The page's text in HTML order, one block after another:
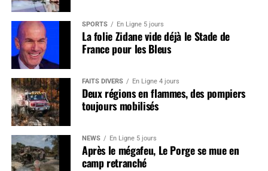
SPORTS En Ligne 5 jours
La folie Zidane vide déjà le Stade de
France pour les Bleus
FAITS DIVERS En Ligne 4 jours
Deux régions en flammes, des pompiers
toujours mobilisés
NEWS En Ligne 5 jours
Après le mégafeu, Le Porge se mue en
camp retranché